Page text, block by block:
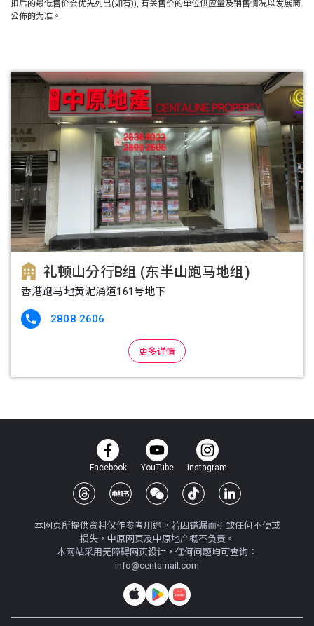
扣后的最低售价会优先列出(如有)), 有关售价的单位供应量及销售情况以发展商
公佈的为准。
礼顿山分行B组 (东半山跑马地组)
香港跑马地黄泥涌道161号地下
 2808 2606
更多详情
Facebook YouTube Instagram
本网页所提供资料仅作参考用途。若因错漏而引致任何不便或
损失，中原网页及中原地产概不负责。
本网站采用无障碍网页设计，任何问题均可查询：
info@centamail.com